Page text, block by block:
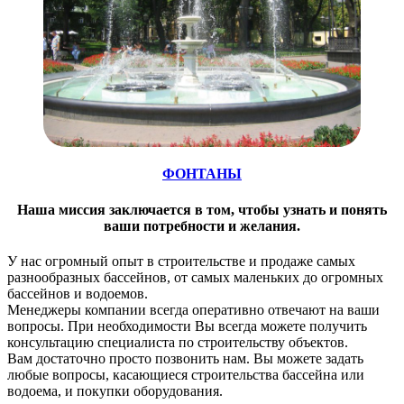
ФОНТАНЫ
Наша миссия заключается в том, чтобы узнать и понять
ваши потребности и желания.
У нас огромный опыт в строительстве и продаже самых
разнообразных бассейнов, от самых маленьких до огромных
бассейнов и водоемов.
Менеджеры компании всегда оперативно отвечают на ваши
вопросы. При необходимости Вы всегда можете получить
консультацию специалиста по строительству объектов.
Вам достаточно просто позвонить нам. Вы можете задать
любые вопросы, касающиеся строительства бассейна или
водоема, и покупки оборудования.